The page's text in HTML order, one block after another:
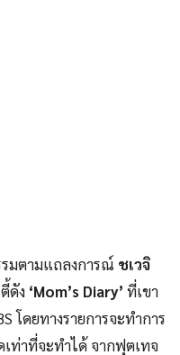
มตามแถลงการณ์ ชเวจิ
ดัง ‘Mom’s Diary’ ที่เขา
โดยทางรายการจะทำการ
ท่าที่จะทำได้ จากฟุตเทจ